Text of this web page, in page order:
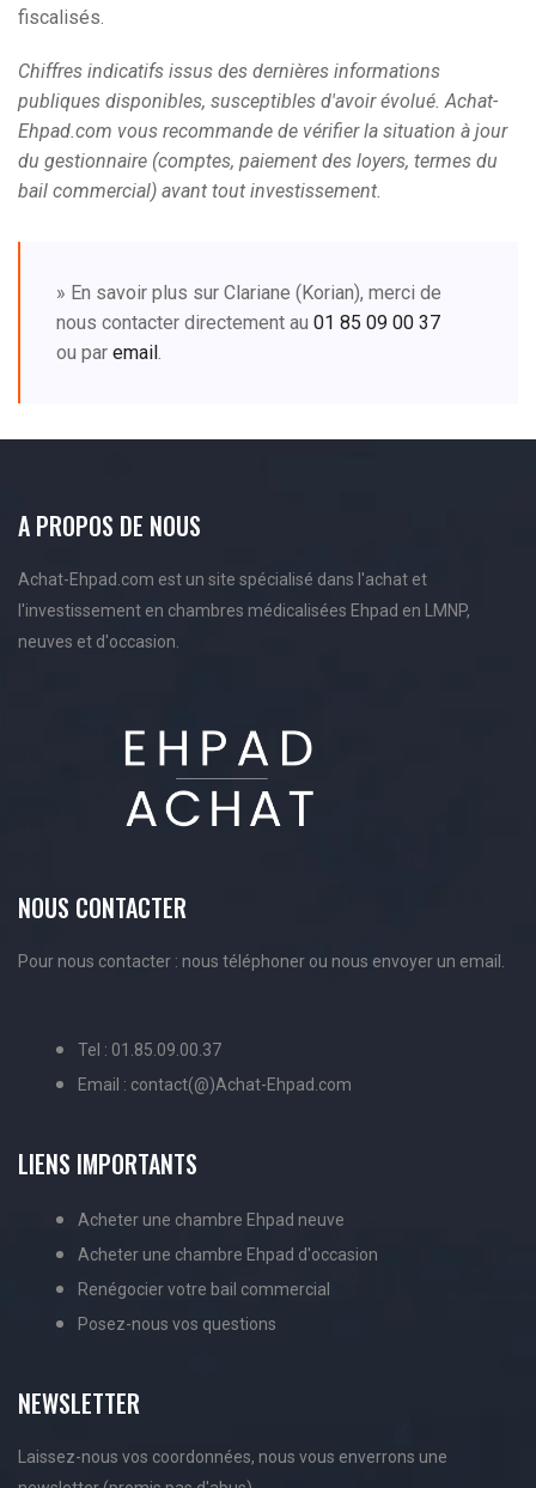
fiscalisés.
Chiffres indicatifs issus des dernières informations
publiques disponibles, susceptibles d'avoir évolué. Achat-
Ehpad.com vous recommande de vérifier la situation à jour
du gestionnaire (comptes, paiement des loyers, termes du
bail commercial) avant tout investissement.
» En savoir plus sur Clariane (Korian), merci de
nous contacter directement au 01 85 09 00 37
ou par email
A PROPOS DE NOUS
Achat-Ehpad.com est un site spécialisé dans l'achat et
l'investissement en chambres médicalisées Ehpad en LMNP,
neuves et d'occasion.
NOUS CONTACTER
Pour nous contacter : nous téléphoner ou nous envoyer un email.
Tel : 01.85.09.00.37
Email : contact(@)Achat-Ehpad.com
LIENS IMPORTANTS
Acheter une chambre Ehpad neuve
Acheter une chambre Ehpad d'occasion
Renégocier votre bail commercial
Posez-nous vos questions
NEWSLETTER
Laissez-nous vos coordonnées, nous vous enverrons une